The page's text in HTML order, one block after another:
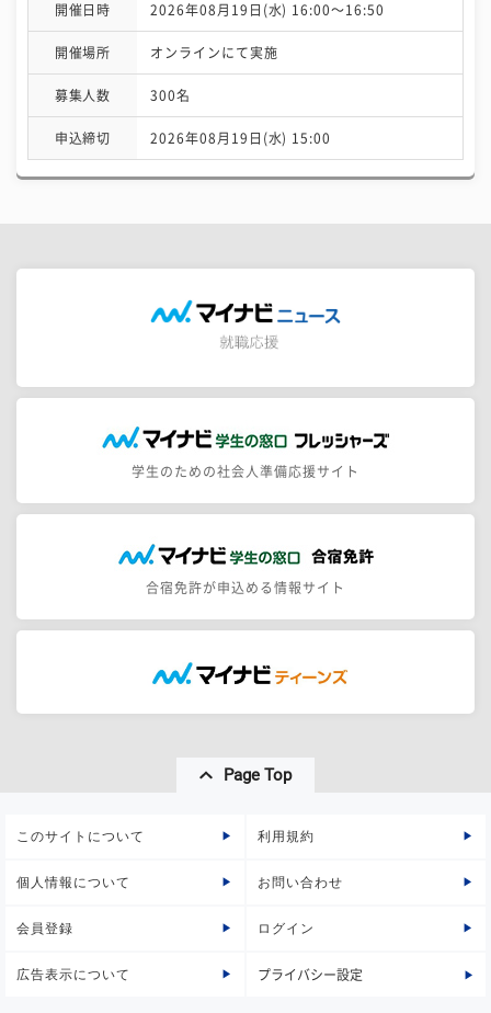
開催日時 2026年08月19日(水) 16:00〜16:50
開催場所 オンラインにて実施
募集人数 300名
申込締切 2026年08月19日(水) 15:00
学生のための社会人準備応援サイト
合宿免許が申込める情報サイト
Page Top
このサイトについて 利用規約
個人情報について お問い合わせ
会員登録 ログイン
広告表示について プライバシー設定